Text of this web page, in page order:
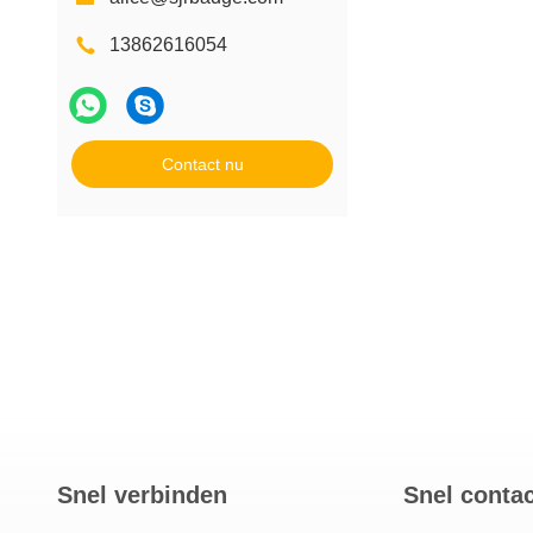
13862616054
Contact nu
Snel verbinden Snel